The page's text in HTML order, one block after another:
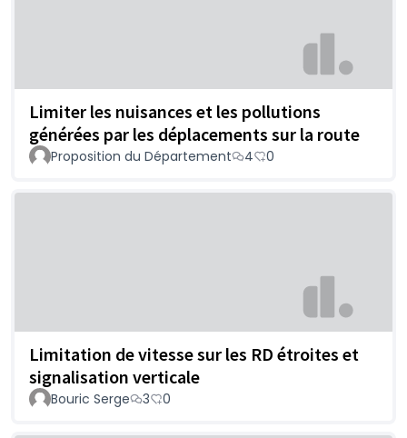
Limiter les nuisances et les pollutions
générées par les déplacements sur la route
Proposition du Département 4 0
Limitation de vitesse sur les RD étroites et
signalisation verticale
Bouric Serge 3 0